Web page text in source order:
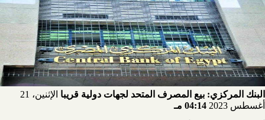
البنك المركزي: بيع المصرف المتحد لجهات دولية قريبا
الإثنين، 21
أغسطس 2023
04:14 مـ